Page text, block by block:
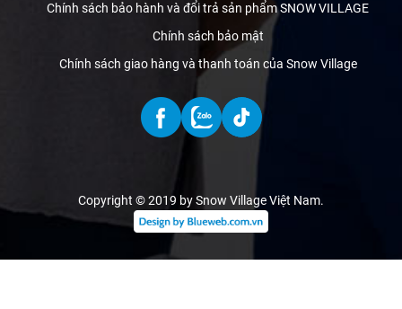
Chính sách bảo hành và đổi trả sản phẩm SNOW VILLAGE
Chính sách bảo mật
Chính sách giao hàng và thanh toán của Snow Village
Copyright © 2019 by Snow Village Việt Nam.